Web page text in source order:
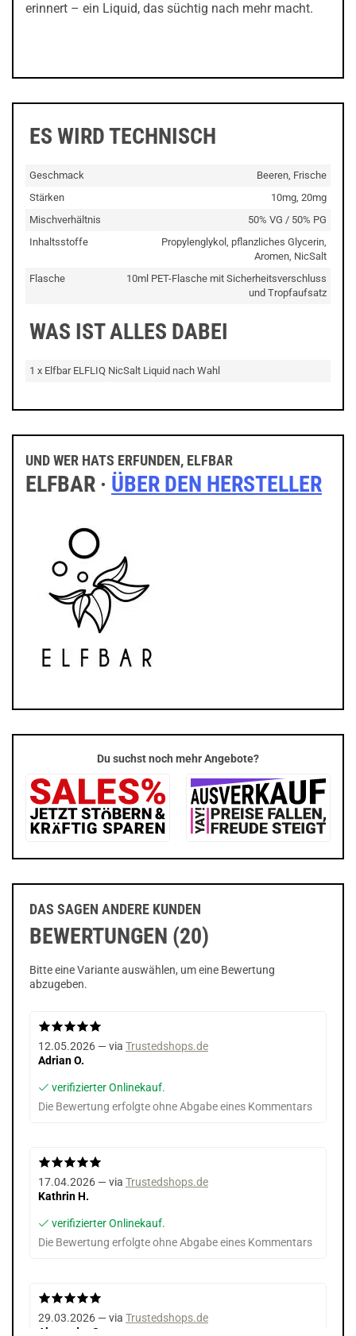
erinnert – ein Liquid, das süchtig nach mehr macht.
ES WIRD TECHNISCH
Geschmack
Beeren, Frische
Stärken
10mg, 20mg
Mischverhältnis
50% VG / 50% PG
Inhaltsstoffe
Propylenglykol, pflanzliches Glycerin,
Aromen, NicSalt
Flasche
10ml PET-Flasche mit Sicherheitsverschluss
und Tropfaufsatz
WAS IST ALLES DABEI
1 x Elfbar ELFLIQ NicSalt Liquid nach Wahl
UND WER HATS ERFUNDEN, ELFBAR
ELFBAR · ÜBER DEN HERSTELLER
Du suchst noch mehr Angebote?
DAS SAGEN ANDERE KUNDEN
BEWERTUNGEN (20)
Bitte eine Variante auswählen, um eine Bewertung
abzugeben.
12.05.2026 — via Trustedshops.de
Adrian O.
verifizierter Onlinekauf.
Die Bewertung erfolgte ohne Abgabe eines Kommentars
17.04.2026 — via Trustedshops.de
Kathrin H.
verifizierter Onlinekauf.
Die Bewertung erfolgte ohne Abgabe eines Kommentars
29.03.2026 — via Trustedshops.de
Alexandra S.